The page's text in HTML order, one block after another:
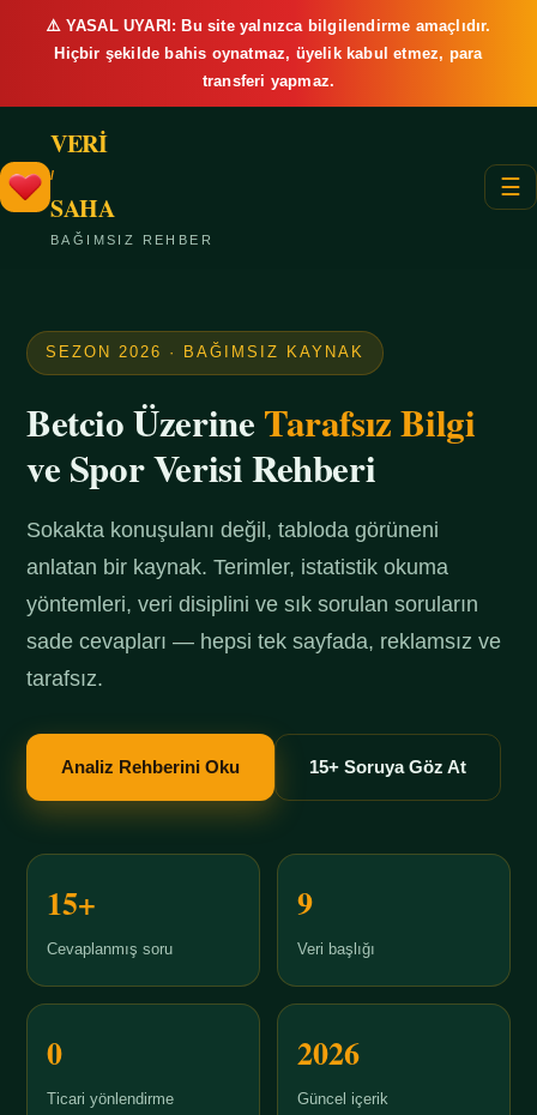
⚠️ YASAL UYARI: Bu site yalnızca bilgilendirme amaçlıdır.
Hiçbir şekilde bahis oynatmaz, üyelik kabul etmez, para
transferi yapmaz.
VERİ
/
SAHA
BAĞIMSIZ REHBER
☰
SEZON 2026 · BAĞIMSIZ KAYNAK
Betcio ÜzerineTarafsız Bilgi
ve Spor Verisi Rehberi
Sokakta konuşulanı değil, tabloda görüneni
anlatan bir kaynak. Terimler, istatistik okuma
yöntemleri, veri disiplini ve sık sorulan soruların
sade cevapları — hepsi tek sayfada, reklamsız ve
tarafsız.
Analiz Rehberini Oku 15+ Soruya Göz At
15+
Cevaplanmış soru
9
Veri başlığı
0
Ticari yönlendirme
2026
Güncel içerik